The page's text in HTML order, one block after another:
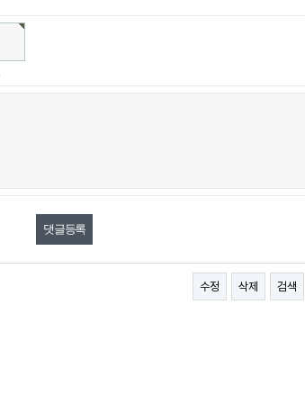
수정 삭제 검색